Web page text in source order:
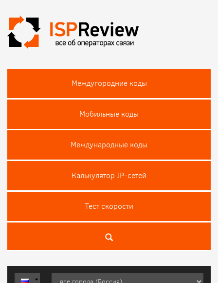
Междугородние коды
Мобильные коды
Международные коды
Калькулятор IP-сетей
Тест скороcти